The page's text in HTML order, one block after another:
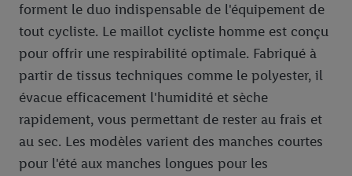
forment le duo indispensable de l'équipement de
tout cycliste. Le maillot cycliste homme est conçu
pour offrir une respirabilité optimale. Fabriqué à
partir de tissus techniques comme le polyester, il
évacue efficacement l'humidité et sèche
rapidement, vous permettant de rester au frais et
au sec. Les modèles varient des manches courtes
pour l'été aux manches longues pour les